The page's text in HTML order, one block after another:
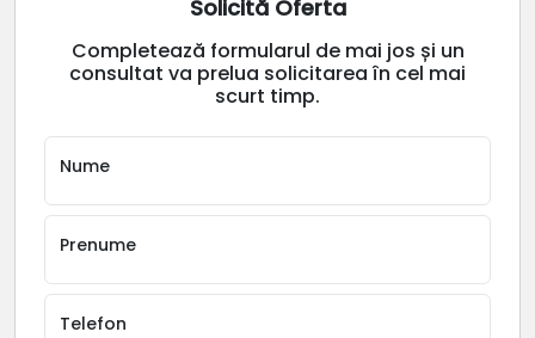
Solicită Oferta
Completează formularul de mai jos și un
consultat va prelua solicitarea în cel mai
scurt timp.
Nume
Prenume
Telefon